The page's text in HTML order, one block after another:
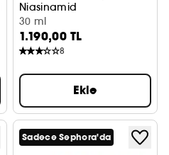
Niasinamid
Yatıştırıcı ve Gözenek
30 ml
1.190,00 TL
8
Ekle
Sadece Sephora'da